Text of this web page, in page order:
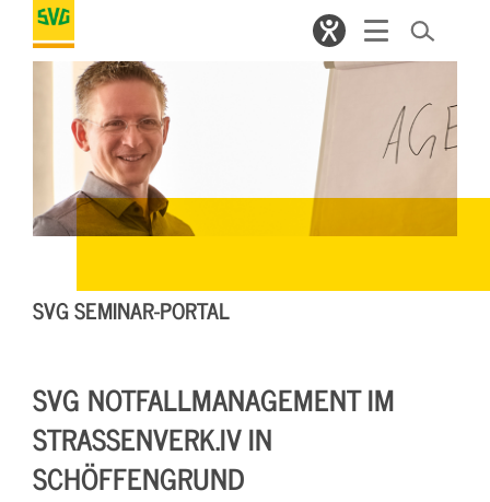
SVG SEMINAR-PORTAL
SVG NOTFALLMANAGEMENT IM
STRASSENVERK.IV IN S
CHÖFFENGRUND